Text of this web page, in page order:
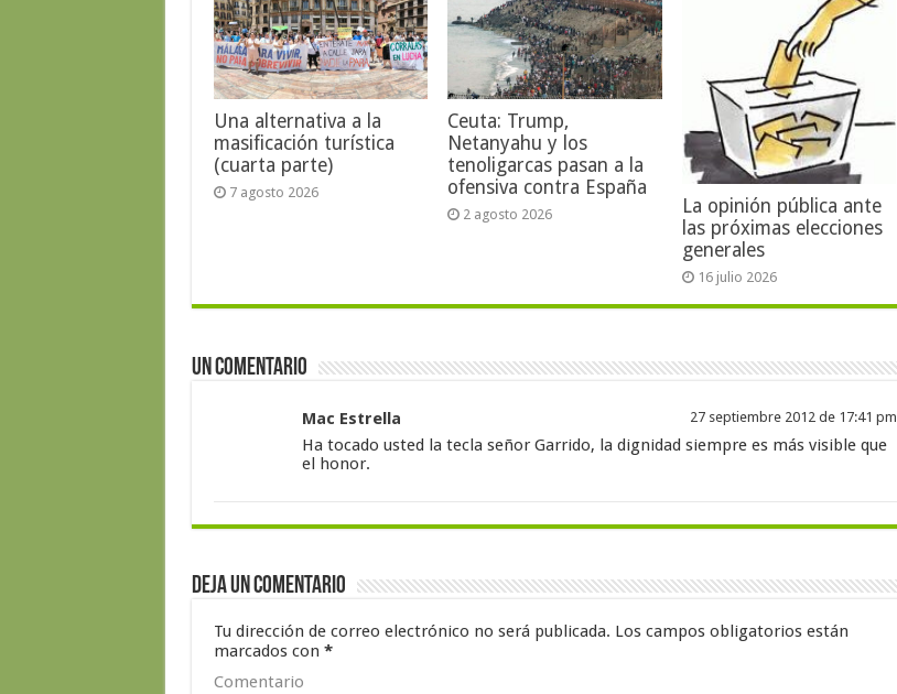
Una alternativa a la
masificación turística
(cuarta parte)
7 agosto 2026
Ceuta: Trump,
Netanyahu y los
tenoligarcas pasan a la
ofensiva contra España
2 agosto 2026
La opinión pública ante
las próximas elecciones
generales
16 julio 2026
Un comentario
Mac Estrella 27 septiembre 2012 de 17:41 pm
Ha tocado usted la tecla señor Garrido, la dignidad siempre es más visible que
el honor.
Deja un comentario
Tu dirección de correo electrónico no será publicada. Los campos obligatorios están
marcados con *
Comentario